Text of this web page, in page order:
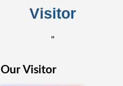
Visitor
"
Our Visitor